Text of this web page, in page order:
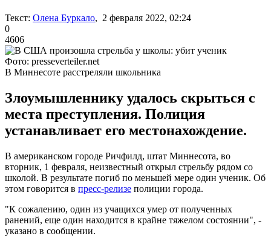
Текст: Олена Буркало, 2 февраля 2022, 02:24
0
4606
Фото: presseverteiler.net
В Миннесоте расстреляли школьника
Злоумышленнику удалось скрыться с
места преступления. Полиция
устанавливает его местонахождение.
В американском городе Ричфилд, штат Миннесота, во
вторник, 1 февраля, неизвестный открыл стрельбу рядом со
школой. В результате погиб по меньшей мере один ученик. Об
этом говорится в пресс-релизе полиции города.
"К сожалению, один из учащихся умер от полученных
ранений, еще один находится в крайне тяжелом состоянии", -
указано в сообщении.